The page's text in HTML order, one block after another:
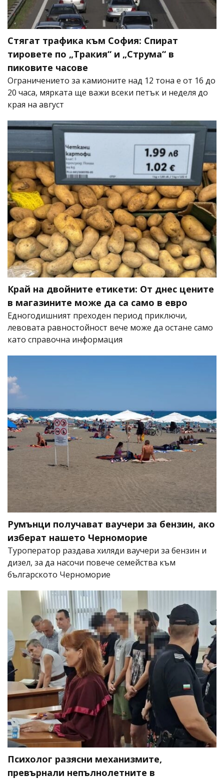
Стягат трафика към София: Спират
тировете по „Тракия“ и „Струма“ в
пиковите часове
Ограничението за камионите над 12 тона е от 16 до
20 часа, мярката ще важи всеки петък и неделя до
края на август
Край на двойните етикети: От днес цените
в магазините може да са само в евро
Едногодишният преходен период приключи,
левовата равностойност вече може да остане само
като справочна информация
Румънци получават ваучери за бензин, ако
изберат нашето Черноморие
Туроператор раздава хиляди ваучери за бензин и
дизел, за да насочи повече семейства към
българското Черноморие
Психолог разясни механизмите,
превърнали непълнолетните в